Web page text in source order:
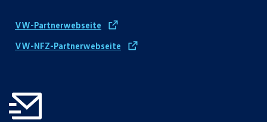
VW-Partnerwebseite
VW-NFZ-Partnerwebseite